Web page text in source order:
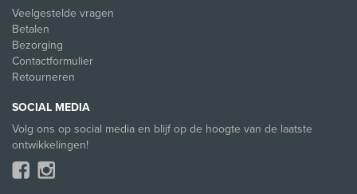
Veelgestelde vragen
Betalen
Bezorging
Contactformulier
Retourneren
SOCIAL MEDIA
Volg ons op social media en blijf op de hoogte van de laatste
ontwikkelingen!